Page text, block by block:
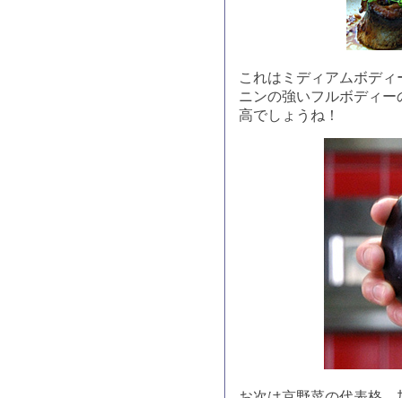
これはミディアムボデ
ニンの強いフルボディ
高でしょうね！